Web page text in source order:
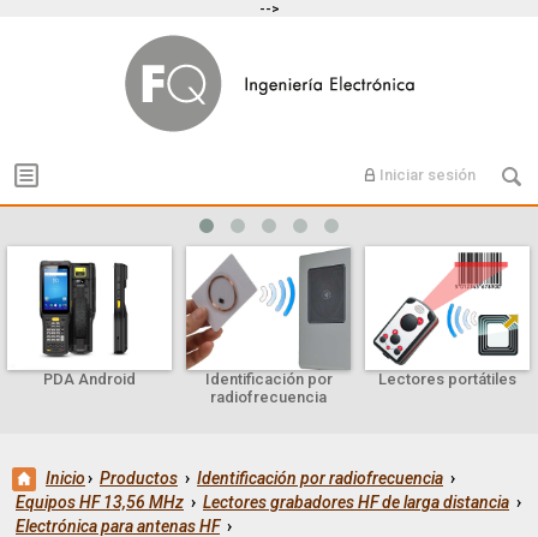
-->
Iniciar sesión
PDA Android
Identificación por
radiofrecuencia
Lectores portátiles
Inicio› Productos › Identificación por radiofrecuencia ›
Equipos HF 13,56 MHz › Lectores grabadores HF de larga distancia ›
Electrónica para antenas HF ›